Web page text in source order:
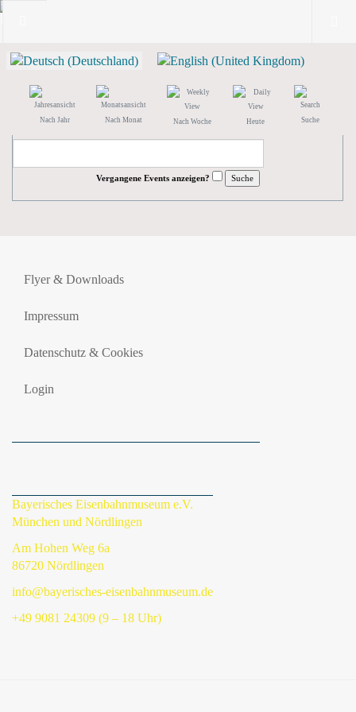
Nach Jahr Nach Monat Nach Woche Heute Suche
Vergangene Events anzeigen?
Flyer & Downloads
Impressum
Datenschutz & Cookies
Login
Bayerisches Eisenbahnmuseum e.V.
München und Nördlingen
Am Hohen Weg 6a
86720 Nördlingen
info@bayerisches-eisenbahnmuseum.de
+49 9081 24309 (9 – 18 Uhr)